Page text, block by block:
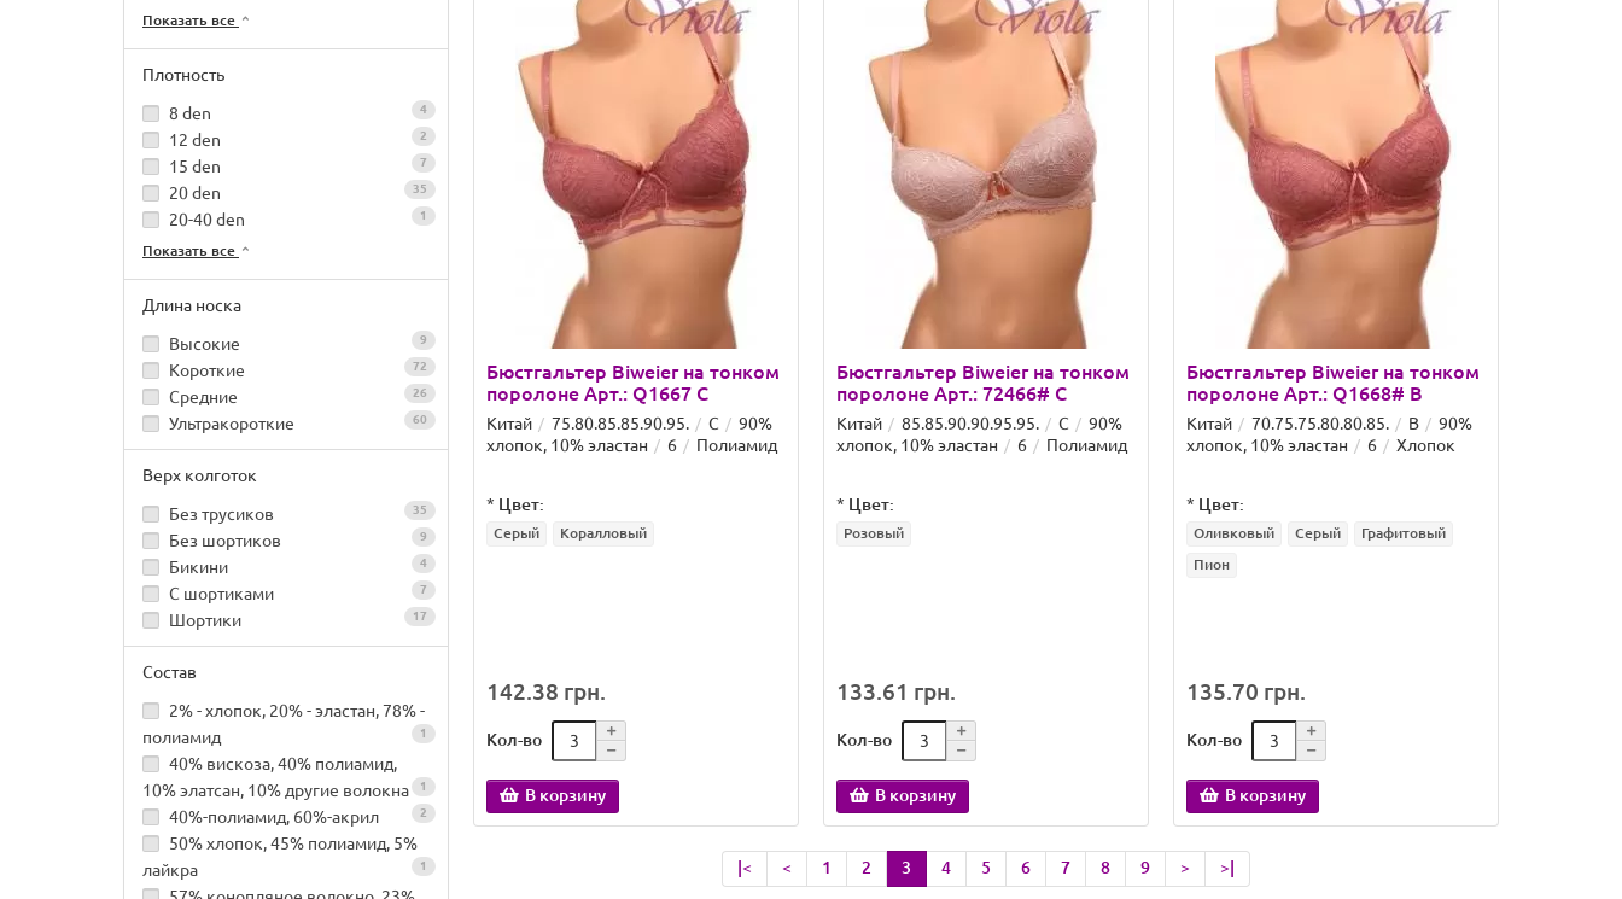
Показать все
Плотность
8 den
4
12 den 2
15 den 7
20 den 35
20-40 den 1
Показать все
Длина носка
Высокие
9
Короткие 72
Средние 26
Ультракороткие 60
Верх колготок
Без трусиков
35
Без шортиков 9
Бикини 4
С шортиками 7
Шортики 17
Состав
2% - хлопок, 20% - эластан, 78% -
полиамид
1
40% вискоза, 40% полиамид,
10% элатсан, 10% другие волокна
1
40%-полиамид, 60%-акрил 2
50% хлопок, 45% полиамид, 5%
лайкра
1
Бюстгальтер Biweier на тонком
поролоне Арт.: Q1667 C
Китай 75.80.85.85.90.95. C
90%
хлопок, 10% эластан
6 Полиамид
* Цвет:
Серый Коралловый
142.38 грн.
Кол-во
В корзину
Бюстгальтер Biweier на тонком
поролоне Арт.: 72466# C
Китай 85.85.90.90.95.95. C
90%
хлопок, 10% эластан
6 Полиамид
* Цвет:
Розовый
133.61 грн.
Кол-во
В корзину
Бюстгальтер Biweier на тонком
поролоне Арт.: Q1668# B
Китай 70.75.75.80.80.85. B
90%
хлопок, 10% эластан
6 Хлопок
* Цвет:
Оливковый Серый
Графитовый
Пион
135.70 грн.
Кол-во
В корзину
|< < 1 2 3 4 5 6 7 8 9 > >|